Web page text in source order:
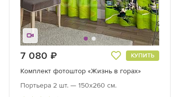
7 080 КУПИТЬ
Комплект фотоштор «Жизнь в горах»
Портьера 2 шт. — 150х260 см.